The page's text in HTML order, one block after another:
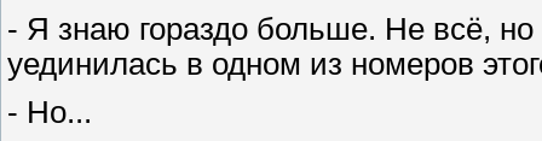
- Я знаю гораздо больше. Не всё,
уединилась в одном из номеров
- Но...